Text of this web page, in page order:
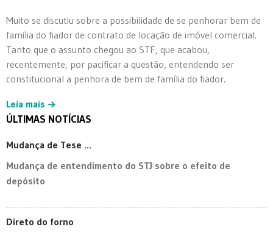
Muito se discutiu sobre a possibilidade de se penhorar bem de
família do fiador de contrato de locação de imóvel comercial.
Tanto que o assunto chegou ao STF, que acabou,
recentemente, por pacificar a questão, entendendo ser
constitucional a penhora de bem de família do fiador.
Leia mais
ÚLTIMAS NOTÍCIAS
Mudança de Tese ...
Mudança de entendimento do STJ sobre o efeito de
depósito
Direto do forno